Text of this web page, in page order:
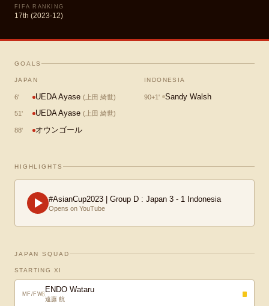
FIFA RANKING
17th (2023-12)
GOALS
JAPAN
6' UEDA Ayase ( 上田 綺世)
51' UEDA Ayase ( 上田 綺世)
88' オウンゴール
INDONESIA
90+1' Sandy Walsh
HIGHLIGHTS
#AsianCup2023 | Group D : Japan 3 - 1 Indonesia
Opens on YouTube
JAPAN SQUAD
STARTING XI
MF/FW6ENDO Wataru
遠藤 航